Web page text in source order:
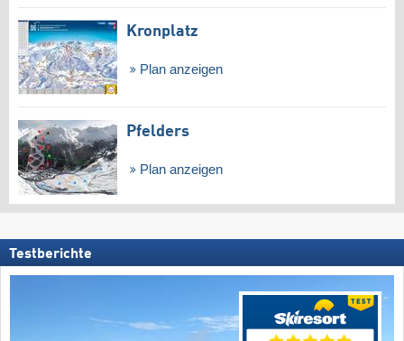
Kronplatz
Plan anzeigen
Pfelders
Plan anzeigen
Testberichte